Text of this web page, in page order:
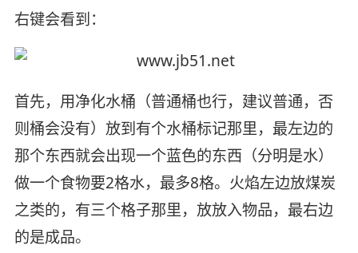
右键会看到：
首先，用净化水桶（普通桶也行，建议普通，否
则桶会没有）放到有个水桶标记那里，最左边的
那个东西就会出现一个蓝色的东西（分明是水）
做一个食物要2格水，最多8格。火焰左边放煤炭
之类的，有三个格子那里，放放入物品，最右边
的是成品。